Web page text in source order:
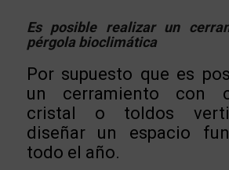
Es posible realizar un
pérgola bioclimática
Por supuesto que es
un cerramiento con
cristal o toldos
diseñar un espacio
todo el año.